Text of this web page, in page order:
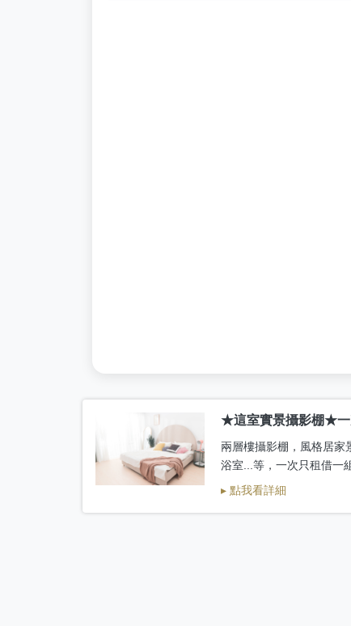
★這室實景攝影棚★一
兩層樓攝影棚，風格居家
浴室...等，一次只租借一
▸ 點我看詳細